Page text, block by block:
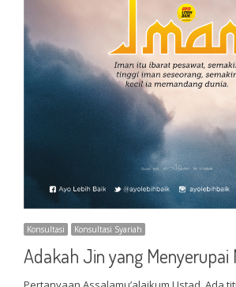
Konsultasi Konsultasi Syariah
Adakah Jin yang Menyerupai